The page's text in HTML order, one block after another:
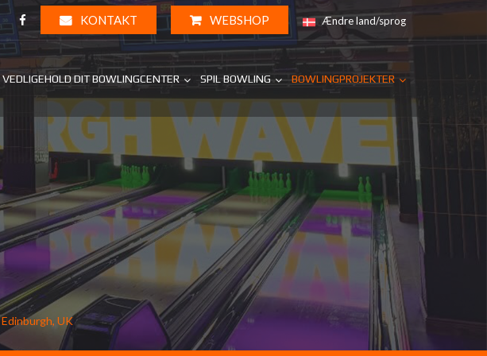
KONTAKT WEBSHOP Ændre land/sprog
VEDLIGEHOLD DIT BOWLINGCENTER SPIL BOWLING BOWLINGPROJEKTER
Edinburgh, UK